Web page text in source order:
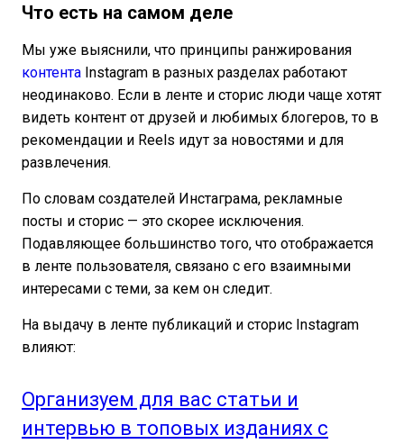
Что есть на самом деле
Мы уже выяснили, что принципы ранжирования
контента Instagram в разных разделах работают
неодинаково. Если в ленте и сторис люди чаще хотят
видеть контент от друзей и любимых блогеров, то в
рекомендации и Reels идут за новостями и для
развлечения.
По словам создателей Инстаграма, рекламные
посты и сторис — это скорее исключения.
Подавляющее большинство того, что отображается
в ленте пользователя, связано с его взаимными
интересами с теми, за кем он следит.
На выдачу в ленте публикаций и сторис Instagram
влияют:
Организуем для вас статьи и
интервью в топовых изданиях с